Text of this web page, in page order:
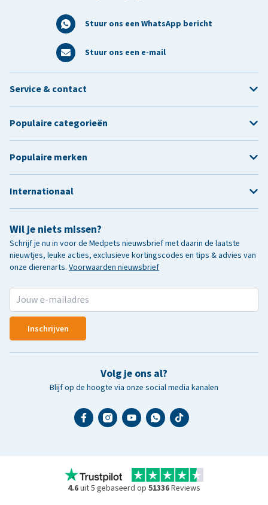
Stuur ons een WhatsApp bericht
Stuur ons een e-mail
Wil je niets missen?
Schrijf je nu in voor de Medpets nieuwsbrief met daarin de laatste
nieuwtjes, leuke acties, exclusieve kortingscodes en tips & advies van
onze dierenarts. Voorwaarden nieuwsbrief
Inschrijven
Volg je ons al?
Blijf op de hoogte via onze social media kanalen
Service & contact
Populaire categorieën
Populaire merken
Internationaal
4.6uit 5 gebaseerd op 51336Reviews